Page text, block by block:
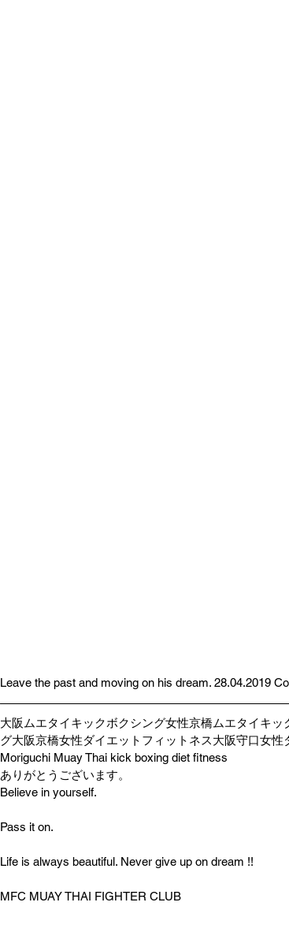
Leave the past and moving on his dream. 28.04.2019
大阪ムエタイキックボクシング女性京橋ムエタイキ
グ大阪京橋女性ダイエットフィットネス大阪守口女
Moriguchi Muay Thai kick boxing diet fitness
ありがとうございます。
Believe in yourself.
Pass it on.
Life is always beautiful. Never give up on dream !!
MFC MUAY THAI FIGHTER CLUB